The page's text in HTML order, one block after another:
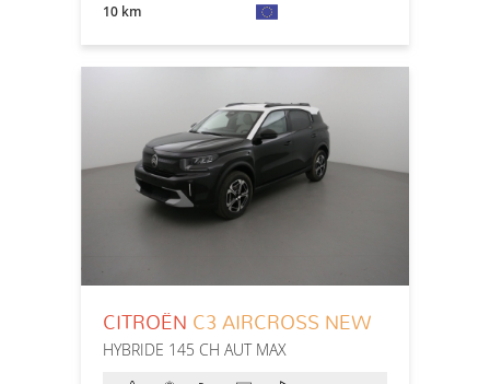
10 km
CITROËN C3 AIRCROSS NEW
HYBRIDE 145 CH AUT MAX